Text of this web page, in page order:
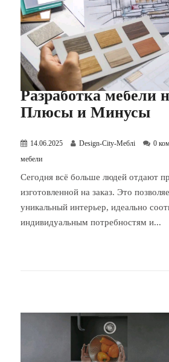
Разработка мебели
Плюсы и Минусы
14.06.2025 Design-City-Меблі 0
мебели
Сегодня всё больше людей отдают
изготовленной на заказ. Это
уникальный интерьер, идеально
индивидуальным потребностям и...